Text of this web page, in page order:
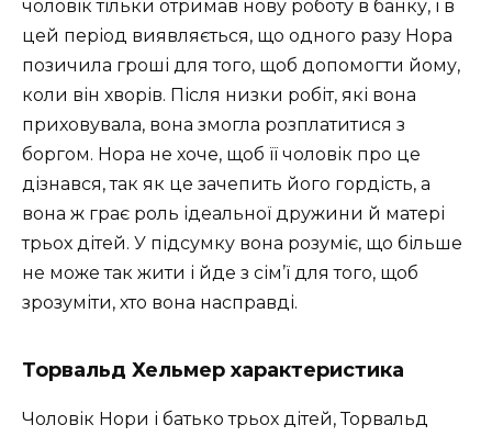
чоловік тільки отримав нову роботу в банку, і в
цей період виявляється, що одного разу Нора
позичила гроші для того, щоб допомогти йому,
коли він хворів. Після низки робіт, які вона
приховувала, вона змогла розплатитися з
боргом. Нора не хоче, щоб її чоловік про це
дізнався, так як це зачепить його гордість, а
вона ж грає роль ідеальної дружини й матері
трьох дітей. У підсумку вона розуміє, що більше
не може так жити і йде з сім’ї для того, щоб
зрозуміти, хто вона насправді.
Торвальд Хельмер характеристика
Чоловік Нори і батько трьох дітей, Торвальд